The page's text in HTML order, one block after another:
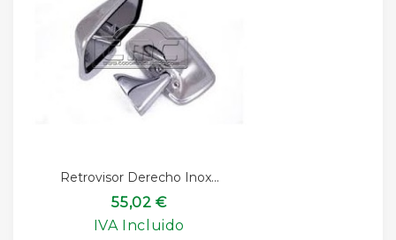
Retrovisor Derecho Inox...
55,02 €
IVA Incluido